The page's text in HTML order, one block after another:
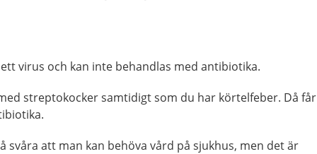
virus och kan inte behandlas med antibiotika.
streptokocker samtidigt som du har körtelfeber. Då får
svåra att man kan behöva vård på sjukhus, men det är